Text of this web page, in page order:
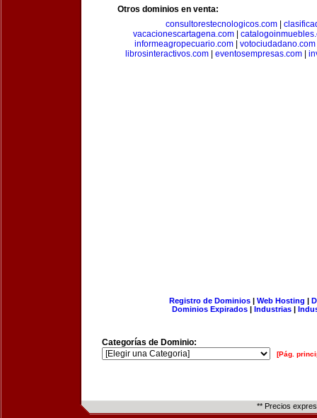
Otros dominios en venta:
consultorestecnologicos.com
vacacionescartagena.com
informeagropecuario.com| votociudadano.com
librosinteractivos.com| eventosempresas.com|
Registro de Dominios| Web Hosting |
Dominios Expirados | Industrias |
Categorías de Dominio:
[Pág.
** Precios